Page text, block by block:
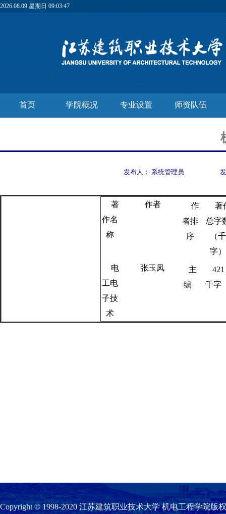
2026.08.09 星期日 09:03:47
首页 学院概况 专业设置 师资队伍
发布人： 系统管理员
著
作名
称
作者
作
者排
序
著
总字
（千
字）
电
工电
子技
术
张玉凤
主
编
421
千字
Copyright © 1998-2020 江苏建筑职业技术大学 机电工程学院版